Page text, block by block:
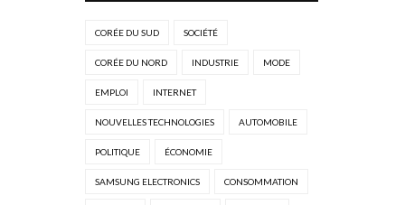
CORÉE DU SUD SOCIÉTÉ
CORÉE DU NORD INDUSTRIE MODE
EMPLOI INTERNET
NOUVELLES TECHNOLOGIES AUTOMOBILE
POLITIQUE ÉCONOMIE
SAMSUNG ELECTRONICS CONSOMMATION